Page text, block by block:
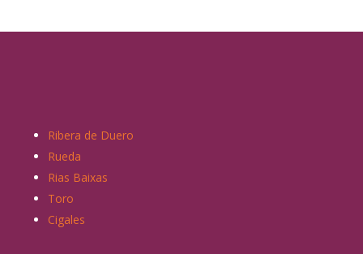
Ribera de Duero
Rueda
Rias Baixas
Toro
Cigales